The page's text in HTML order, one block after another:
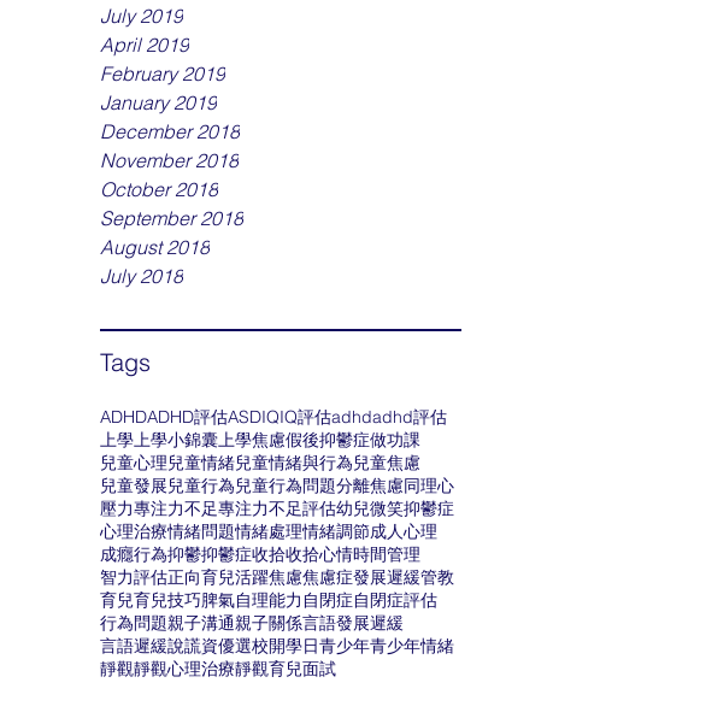
July 2019
April 2019
February 2019
January 2019
December 2018
November 2018
October 2018
September 2018
August 2018
July 2018
Tags
ADHDADHD評估ASDIQIQ評估adhdadhd評估
上學上學小錦囊上學焦慮假後抑鬱症做功課
兒童心理兒童情緒兒童情緒與行為兒童焦慮
兒童發展兒童行為兒童行為問題分離焦慮同理心
壓力專注力不足專注力不足評估幼兒微笑抑鬱症
心理治療情緒問題情緒處理情緒調節成人心理
成癮行為抑鬱抑鬱症收拾收拾心情時間管理
智力評估正向育兒活躍焦慮焦慮症發展遲緩管教
育兒育兒技巧脾氣自理能力 自閉症自閉症評估
行為問題親子溝通親子關係言語發展遲緩
言語遲緩說謊資優選校開學日青少年青少年情緒
靜觀靜觀心理治療靜觀育兒面試